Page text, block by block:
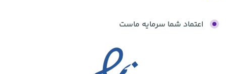
اعتماد شما سرمایه ماست